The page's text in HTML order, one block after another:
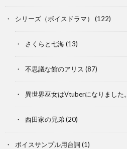
シリーズ（ボイスドラマ） (122)
さくらと七海(13)
不思議な館のアリス (87)
異世界巫女はVtuberになりました。
西田家の兄弟(20)
ボイスサンプル用台詞 (1)